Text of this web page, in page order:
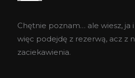
Chętnie poznam… ale wiesz, ja
więc podejdę z rezerwą, acz z
zaciekawienia.